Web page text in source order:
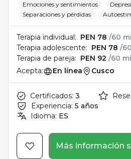
Emociones y sentimientos
Separaciones y pérdidas
Terapia individual: PEN 78 /60
Terapia adolescente: PEN 78 /
Terapia de pareja: PEN 92 /60
Acepta:
En línea Cusco
Certificados: 3
Experiencia: 5 años
Idioma: ES
Más información